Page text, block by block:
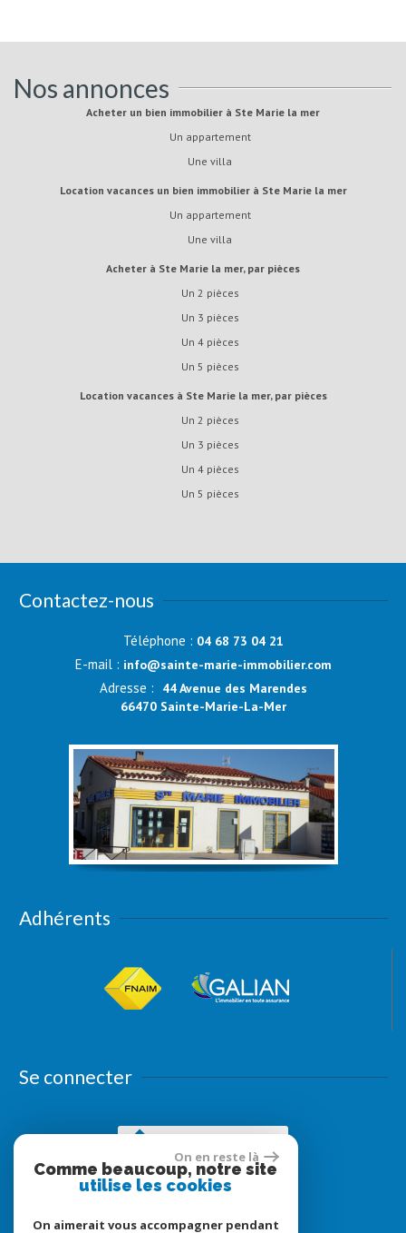
Nos annonces
Acheter un bien immobilier à Ste Marie la mer
Un appartement
Une villa
Location vacances un bien immobilier à Ste Marie la mer
Un appartement
Une villa
Acheter à Ste Marie la mer, par pièces
Un 2 pièces
Un 3 pièces
Un 4 pièces
Un 5 pièces
Location vacances à Ste Marie la mer, par pièces
Un 2 pièces
Un 3 pièces
Un 4 pièces
Un 5 pièces
Contactez-nous
Téléphone : 04 68 73 04 21
E-mail : info@sainte-marie-immobilier.com
Adresse :
44 Avenue des Marendes
66470 Sainte-Marie-La-Mer
Adhérents
Se connecter
On en reste là
Comme beaucoup, notre site
utilise les cookies
On aimerait vous accompagner pendant